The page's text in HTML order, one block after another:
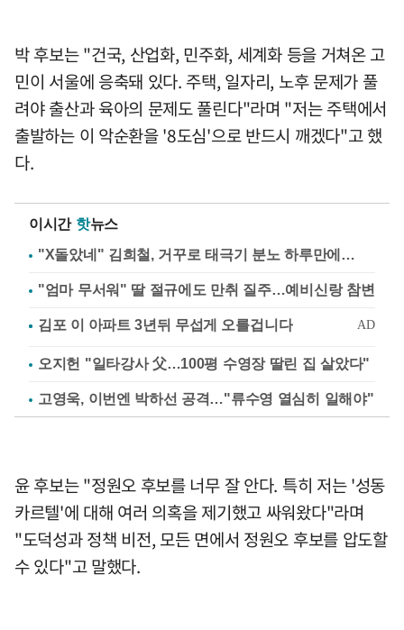
박 후보는 "건국, 산업화, 민주화, 세계화 등을 거쳐온 고
민이 서울에 응축돼 있다. 주택, 일자리, 노후 문제가 풀
려야 출산과 육아의 문제도 풀린다"라며 "저는 주택에서
출발하는 이 악순환을 '8도심'으로 반드시 깨겠다"고 했
다.
이시간 핫뉴스
"X돌았네" 김희철, 거꾸로 태극기 분노 하루만에…
"엄마 무서워" 딸 절규에도 만취 질주…예비신랑 참변
오지헌 "일타강사 父…100평 수영장 딸린 집 살았다"
고영욱, 이번엔 박하선 공격…"류수영 열심히 일해야"
윤 후보는 "정원오 후보를 너무 잘 안다. 특히 저는 '성동
카르텔'에 대해 여러 의혹을 제기했고 싸워왔다"라며
"도덕성과 정책 비전, 모든 면에서 정원오 후보를 압도할
수 있다"고 말했다.